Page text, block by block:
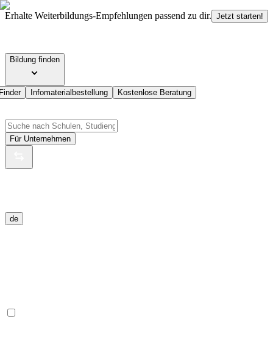
Erhalte Weiterbildungs-Empfehlungen passend zu dir. Jetzt starten!
Bildung finden
Infomaterialbestellung Kostenlose Beratung
Für Unternehmen
de